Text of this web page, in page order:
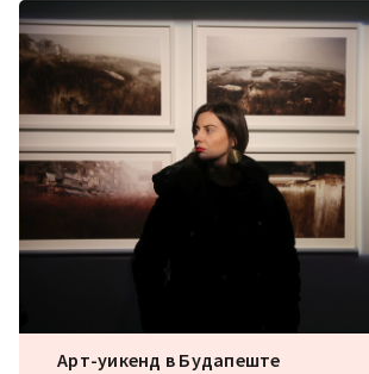
Арт-уикенд в Будапеште